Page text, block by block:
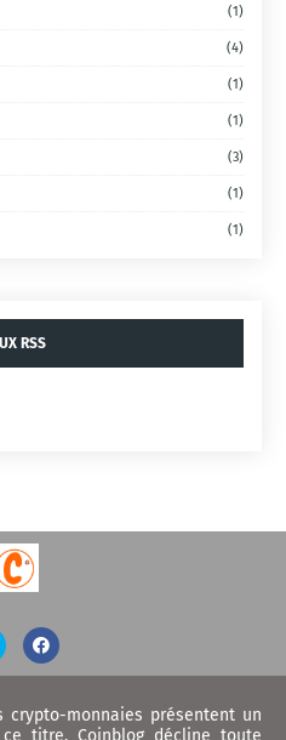
(1)
(4)
(1)
(1)
(3)
(1)
(1)
RSS
crypto-monnaies présentent un
titre, Coinblog décline toute